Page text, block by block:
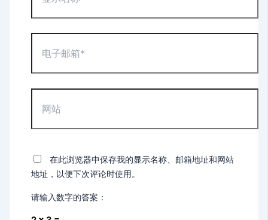
称
*
箱
在此浏览器中保存我的显示名称、邮箱地址和网站
地址，以便下次评论时使用。
请输入数字的答案：